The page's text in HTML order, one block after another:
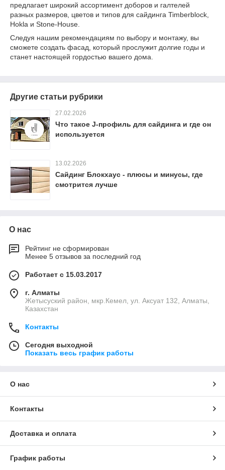
предлагает широкий ассортимент доборов и галтелей
разных размеров, цветов и типов для сайдинга Timberblock,
Hokla и Stone-House.
Следуя нашим рекомендациям по выбору и монтажу, вы
сможете создать фасад, который прослужит долгие годы и
станет настоящей гордостью вашего дома.
Другие статьи рубрики
27.02.2026
Что такое J-профиль для сайдинга и где он
используется
13.02.2026
Сайдинг Блокхаус - плюсы и минусы, где
смотрится лучше
О нас
Рейтинг не сформирован
Менее 5 отзывов за последний год
Работает с 15.03.2017
г. Алматы
Жетысуский район, мкр.Кемел, ул. Аксуат 132, Алматы,
Казахстан
Контакты
Сегодня выходной
Показать весь график работы
О нас
Контакты
Доставка и оплата
График работы